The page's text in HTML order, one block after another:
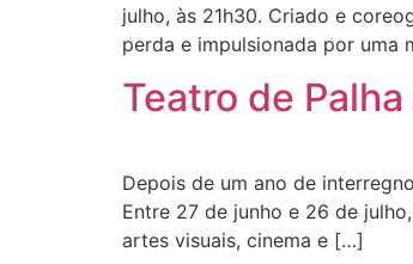
julho, às 21h30. Criado e
perda e impulsionada por uma
Teatro de
Depois de um ano de
Entre 27 de junho e 26 de
artes visuais, cinema e […]